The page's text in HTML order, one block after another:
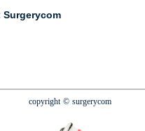
Surgerycom
copyright © surgerycom